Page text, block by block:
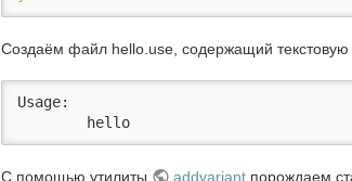
Создаём файл hello.use, содержащий
Usage:
        hello
С помощью утилиты addvariantпорождаем